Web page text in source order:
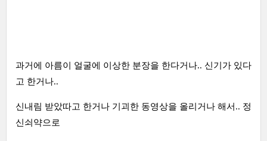
과거에 아름이 얼굴에 이상한 분장을 한다거나.. 신기가 있다
고 한거나..
신내림 받았따고 한거나 기괴한 동영상을 올리거나 해서.. 정
신쇠약으로